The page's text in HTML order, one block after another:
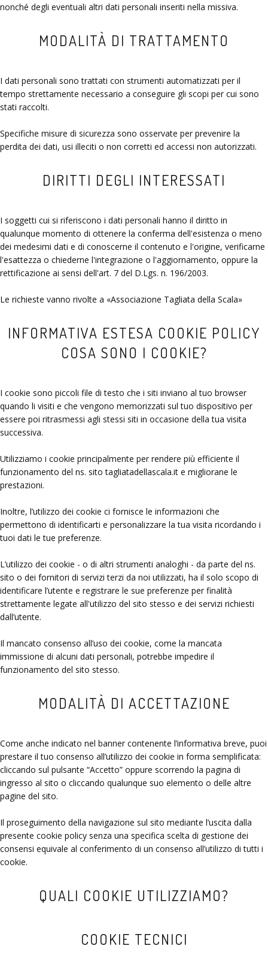
nonché degli eventuali altri dati personali inseriti nella missiva.
MODALITÀ DI TRATTAMENTO
I dati personali sono trattati con strumenti automatizzati per il
tempo strettamente necessario a conseguire gli scopi per cui sono
stati raccolti.
Specifiche misure di sicurezza sono osservate per prevenire la
perdita dei dati, usi illeciti o non corretti ed accessi non autorizzati.
DIRITTI DEGLI INTERESSATI
I soggetti cui si riferiscono i dati personali hanno il diritto in
qualunque momento di ottenere la conferma dell'esistenza o meno
dei medesimi dati e di conoscerne il contenuto e l'origine, verificarne
l'esattezza o chiederne l'integrazione o l'aggiornamento, oppure la
rettificazione ai sensi dell'art. 7 del D.Lgs. n. 196/2003.
Le richieste vanno rivolte a Associazione Tagliata della Scala
INFORMATIVA ESTESA COOKIE POLICY
COSA SONO I COOKIE?
I cookie sono piccoli file di testo che i siti inviano al tuo browser
quando li visiti e che vengono memorizzati sul tuo dispositivo per
essere poi ritrasmessi agli stessi siti in occasione della tua visita
successiva.
Utilizziamo i cookie principalmente per rendere più efficiente il
funzionamento del ns. sito tagliatadellascala.it e migliorane le
prestazioni.
Inoltre, l’utilizzo dei cookie ci fornisce le informazioni che
permettono di identificarti e personalizzare la tua visita ricordando i
tuoi dati le tue preferenze.
L’utilizzo dei cookie - o di altri strumenti analoghi - da parte del ns.
sito o dei fornitori di servizi terzi da noi utilizzati, ha il solo scopo di
identificare l’utente e registrare le sue preferenze per finalità
strettamente legate all'utilizzo del sito stesso e dei servizi richiesti
dall’utente.
Il mancato consenso all’uso dei cookie, come la mancata
immissione di alcuni dati personali, potrebbe impedire il
funzionamento del sito stesso.
MODALITÀ DI ACCETTAZIONE
Come anche indicato nel banner contenente l’informativa breve, puoi
prestare il tuo consenso all’utilizzo dei cookie in forma semplificata:
cliccando sul pulsante “Accetto” oppure scorrendo la pagina di
ingresso al sito o cliccando qualunque suo elemento o delle altre
pagine del sito.
Il proseguimento della navigazione sul sito mediante l’uscita dalla
presente cookie policy senza una specifica scelta di gestione dei
consensi equivale al conferimento di un consenso all’utilizzo di tutti i
cookie.
QUALI COOKIE UTILIZZIAMO?
COOKIE TECNICI